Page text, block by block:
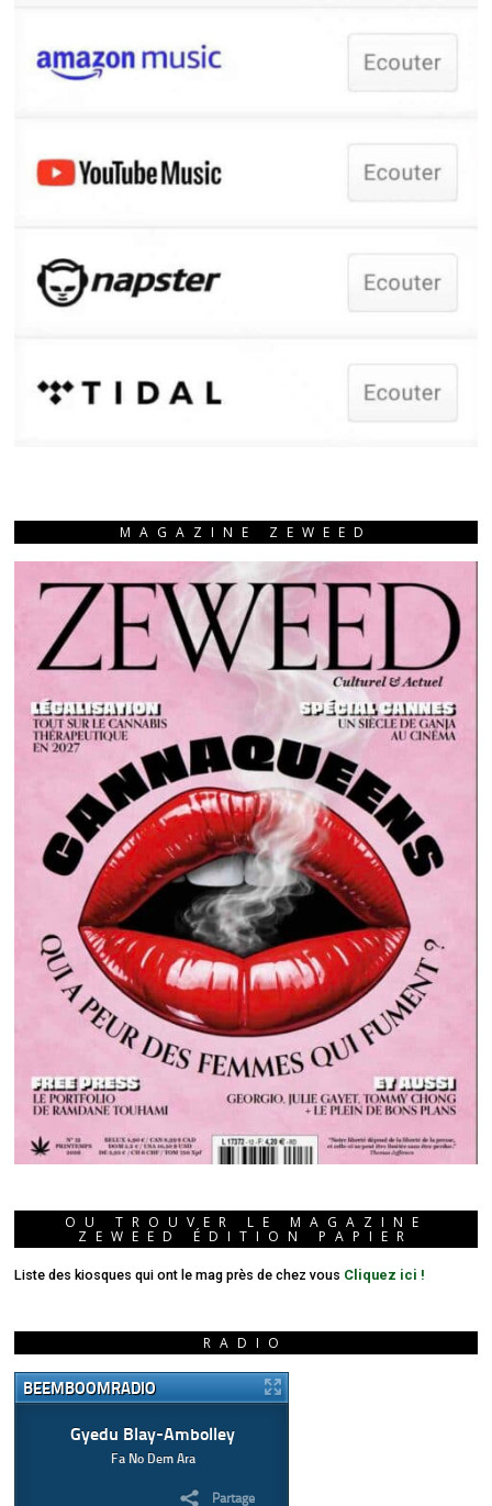
MAGAZINE ZEWEED
OU TROUVER LE MAGAZINE
ZEWEED ÉDITION PAPIER
Liste des kiosques qui ont le mag près de chez vous Cliquez ici !
RADIO